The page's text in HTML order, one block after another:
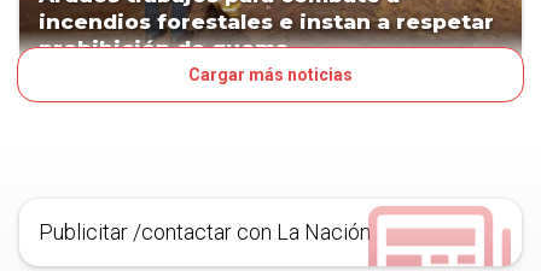
incendios forestales e instan a respetar
prohibición de quema
Cargar más noticias
Publicitar /contactar con La Nación